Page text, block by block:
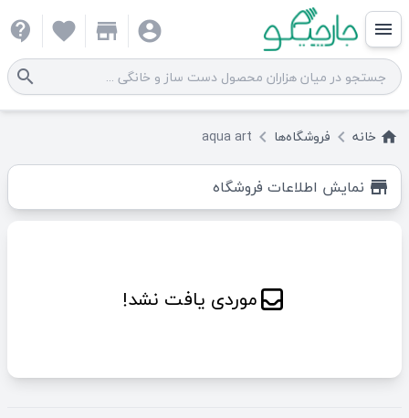
menu
search
account_circle
store
favorite
contact_support
home خانه keyboard_arrow_left فروشگاه‌ها keyboard_arrow_left
aqua art
store نمایش اطلاعات فروشگاه
موردی یافت نشد!